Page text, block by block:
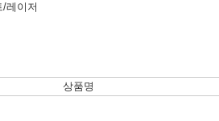
/레이저
상품명